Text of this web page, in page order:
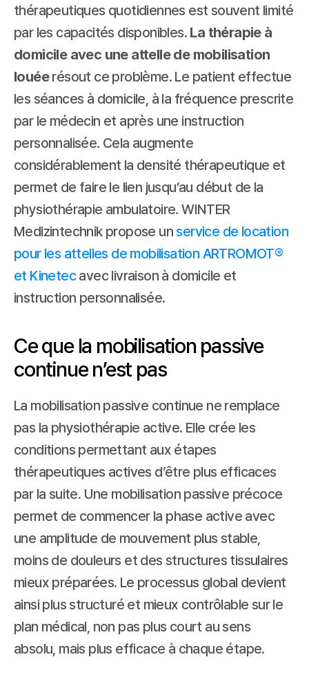
thérapeutiques quotidiennes est souvent limité
par les capacités disponibles. La thérapie à
domicile avec une attelle de mobilisation
louée résout ce problème. Le patient effectue
les séances à domicile, à la fréquence prescrite
par le médecin et après une instruction
personnalisée. Cela augmente
considérablement la densité thérapeutique et
permet de faire le lien jusqu’au début de la
physiothérapie ambulatoire. WINTER
Medizintechnik propose un service de location
pour les attelles de mobilisation ARTROMOT®
et Kinetec avec livraison à domicile et
instruction personnalisée.
Ce que la mobilisation passive
continue n’est pas
La mobilisation passive continue ne remplace
pas la physiothérapie active. Elle crée les
conditions permettant aux étapes
thérapeutiques actives d’être plus efficaces
par la suite. Une mobilisation passive précoce
permet de commencer la phase active avec
une amplitude de mouvement plus stable,
moins de douleurs et des structures tissulaires
mieux préparées. Le processus global devient
ainsi plus structuré et mieux contrôlable sur le
plan médical, non pas plus court au sens
absolu, mais plus efficace à chaque étape.